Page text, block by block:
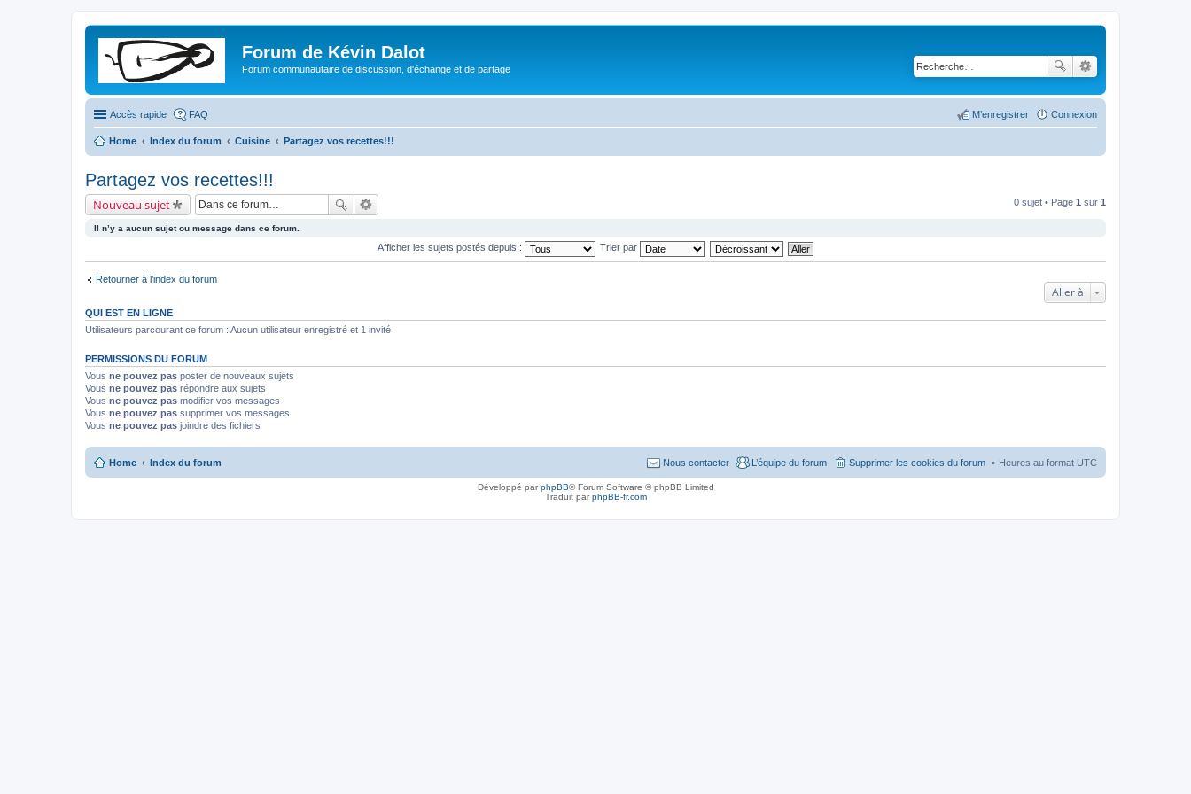
Forum de Kévin Dalot
Forum communautaire de discussion, d'échange et de partage
Accès rapide FAQ Connexion
M’enregistrer
Home Index du forum Cuisine Partagez vos recettes!!!
Partagez vos recettes!!!
Nouveau sujet 0 sujet • Page 1 sur 1
Il n’y a aucun sujet ou message dans ce forum.
Afficher les sujets postés depuis : Trier par
Retourner à l’index du forum
Aller à
QUI EST EN LIGNE
Utilisateurs parcourant ce forum : Aucun utilisateur enregistré et 1 invité
PERMISSIONS DU FORUM
Vous ne pouvez pas poster de nouveaux sujets
Vous ne pouvez pas répondre aux sujets
Vous ne pouvez pas modifier vos messages
Vous ne pouvez pas supprimer vos messages
Vous ne pouvez pas joindre des fichiers
Home Index du forum Heures au format UTC
Supprimer les cookies du forum
L’équipe du forum
Nous contacter
Développé parphpBB® Forum Software © phpBB Limited
Traduit parphpBB-fr.com